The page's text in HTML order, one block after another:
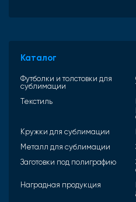
Каталог
Футболки и толстовки для
сублимации
Текстиль
Кружки для сублимации
Металл для сублимации
Заготовки под полиграфию
Наградная продукция